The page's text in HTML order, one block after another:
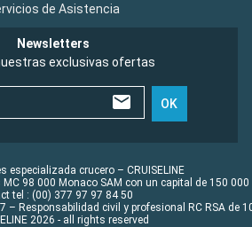
de Asistencia
Newsletters
exclusivas ofertas
OK
especializada crucero – CRUISELINE
98 000 Monaco SAM con un capital de 150 000
tel : (00) 377 97 97 84 50
– Responsabilidad civil y profesional RC RSA de
2026 - all rights reserved